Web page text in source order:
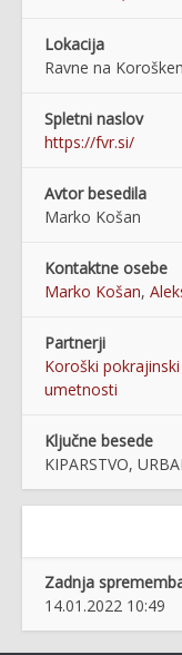
Lokacija
Ravne na
Spletni naslov
https://fvr.si/
Avtor besedila
Marko Košan
Kontaktne osebe
Marko Košan,
Partnerji
Koroški
umetnosti
Ključne besede
KIPARSTVO,
Zadnja
14.01.2022 10:49